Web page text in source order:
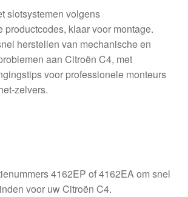
slotsystemen volgens
productcodes, klaar voor montage.
herstellen van mechanische en
aan Citroën C4, met
voor professionele monteurs
zelvers.
4162EP of 4162EA om snel
voor uw Citroën C4.